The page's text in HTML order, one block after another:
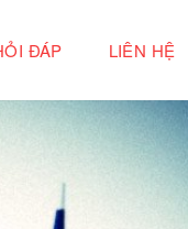
ĐÁP LIÊN HỆ